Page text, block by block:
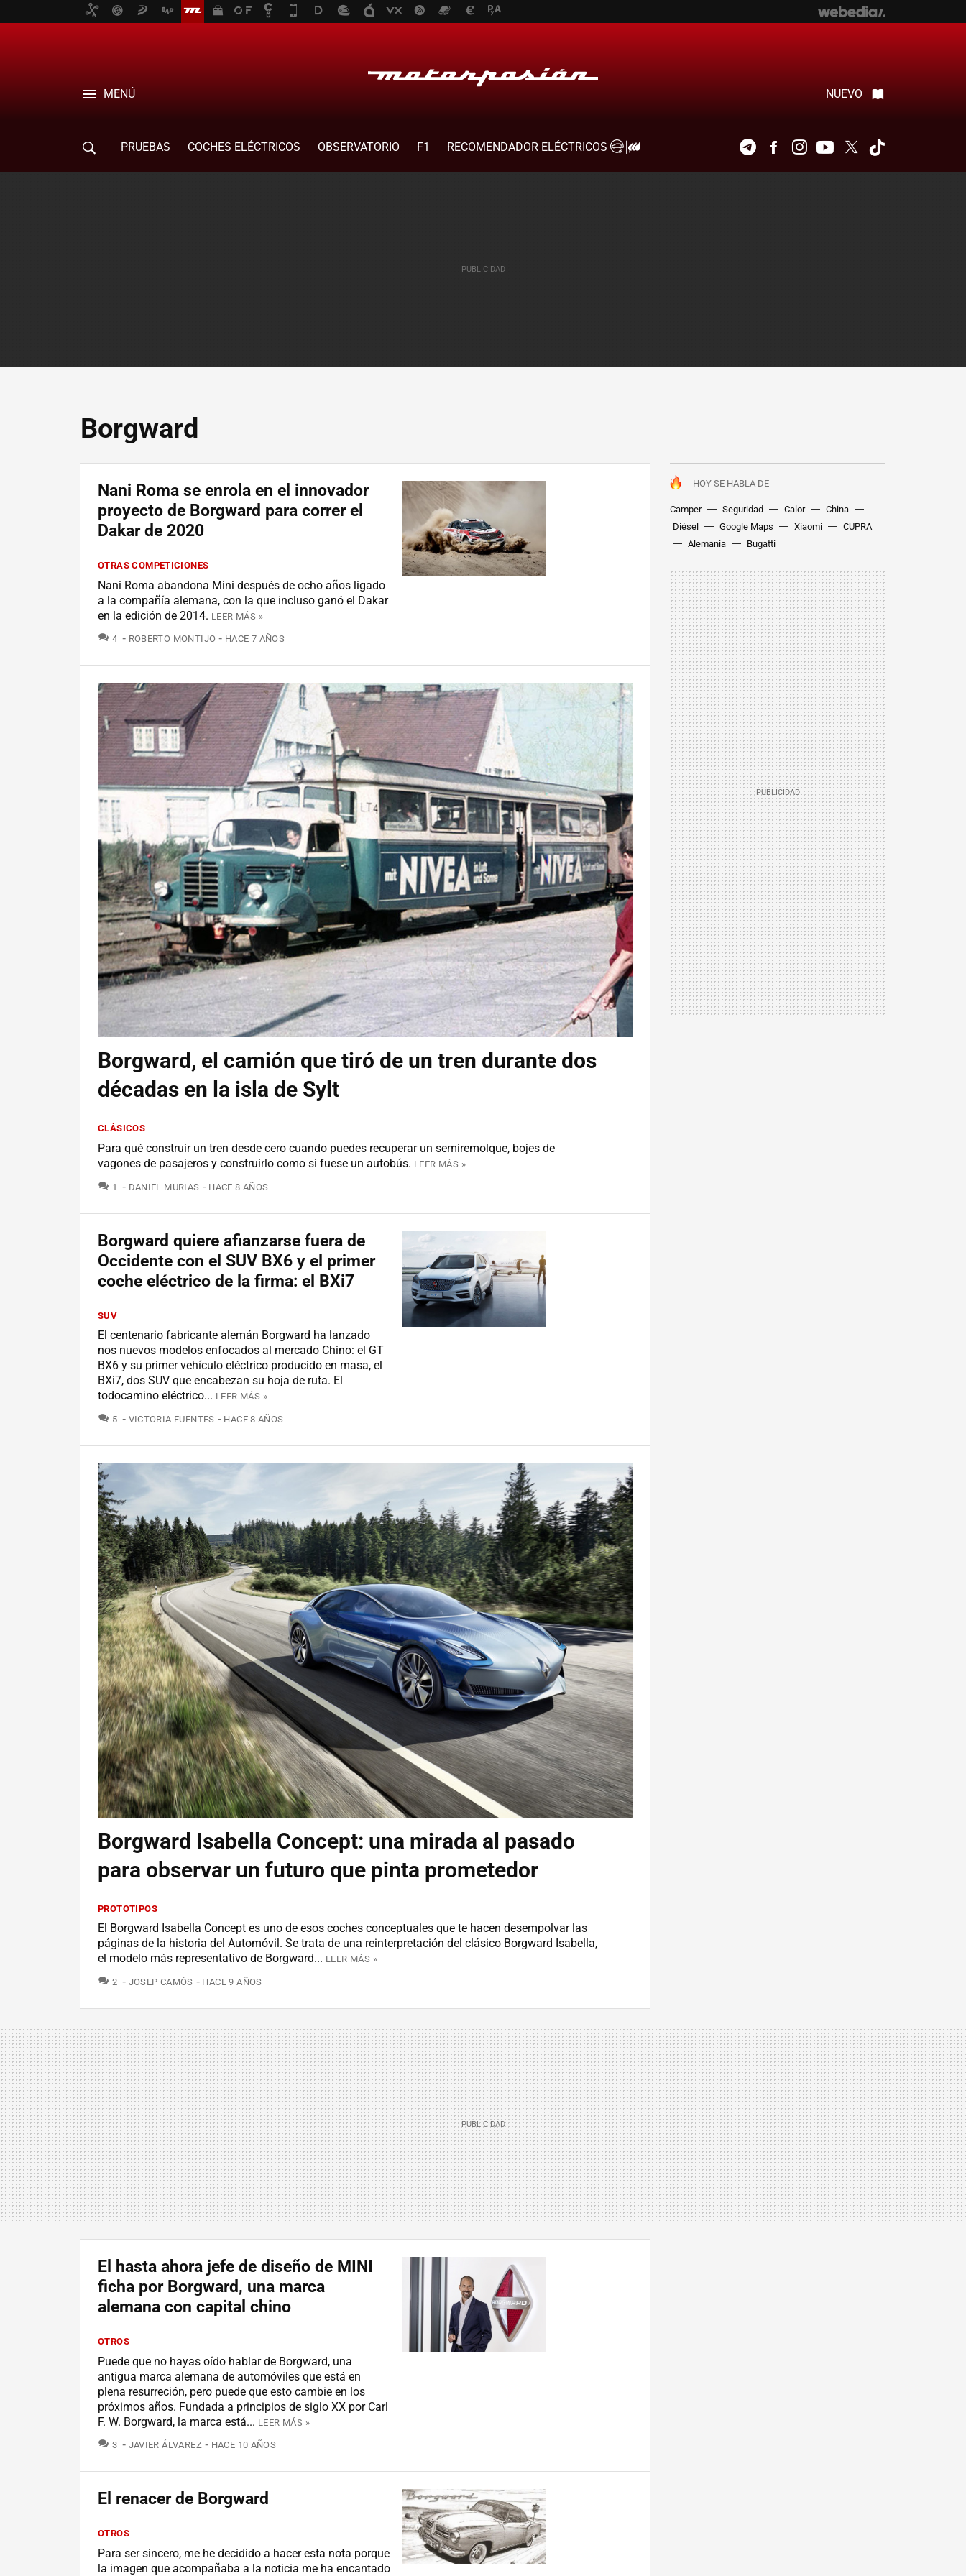
MENÚ NUEVO
PRUEBAS COCHES ELÉCTRICOS OBSERVATORIO F1
RECOMENDADOR ELÉCTRICOS
TelegramFacebookInstagramYoutubeTwitter
Borgward
HOY SE HABLA DE
Camper Seguridad Calor
China
Diésel
Google Maps Xiaomi
CUPRA
Alemania
Bugatti
Nani Roma se enrola en el innovador
proyecto de Borgward para correr el
Dakar de 2020
OTRAS COMPETICIONES
Nani Roma abandona Mini después de ocho años ligado
a la compañía alemana, con la que incluso ganó el Dakar
en la edición de 2014. LEER MÁS »
4 COMENTARIOS
ROBERTO MONTIJO HACE 7 AÑOS
Borgward, el camión que tiró de un tren durante dos
décadas en la isla de Sylt
CLÁSICOS
Para qué construir un tren desde cero cuando puedes recuperar un semiremolque, bojes de
vagones de pasajeros y construirlo como si fuese un autobús. LEER MÁS »
1 COMENTARIOS
DANIEL MURIAS HACE 8 AÑOS
Borgward quiere afianzarse fuera de
Occidente con el SUV BX6 y el primer
coche eléctrico de la firma: el BXi7
SUV
El centenario fabricante alemán Borgward ha lanzado
nos nuevos modelos enfocados al mercado Chino: el GT
BX6 y su primer vehículo eléctrico producido en masa, el
BXi7, dos SUV que encabezan su hoja de ruta. El
todocamino eléctrico... LEER MÁS »
5 COMENTARIOS
VICTORIA FUENTES HACE 8 AÑOS
Borgward Isabella Concept: una mirada al pasado
para observar un futuro que pinta prometedor
PROTOTIPOS
El Borgward Isabella Concept es uno de esos coches conceptuales que te hacen desempolvar las
páginas de la historia del Automóvil. Se trata de una reinterpretación del clásico Borgward Isabella,
el modelo más representativo de Borgward... LEER MÁS »
2 COMENTARIOS
JOSEP CAMÓS HACE 9 AÑOS
El hasta ahora jefe de diseño de MINI
ficha por Borgward, una marca
alemana con capital chino
OTROS
Puede que no hayas oído hablar de Borgward, una
antigua marca alemana de automóviles que está en
plena resurreción, pero puede que esto cambie en los
próximos años. Fundada a principios de siglo XX por Carl
F. W. Borgward, la marca está... LEER MÁS »
3 COMENTARIOS
JAVIER ÁLVAREZ HACE 10 AÑOS
El renacer de Borgward
OTROS
Para ser sincero, me he decidido a hacer esta nota porque
la imagen que acompañaba a la noticia me ha encantado